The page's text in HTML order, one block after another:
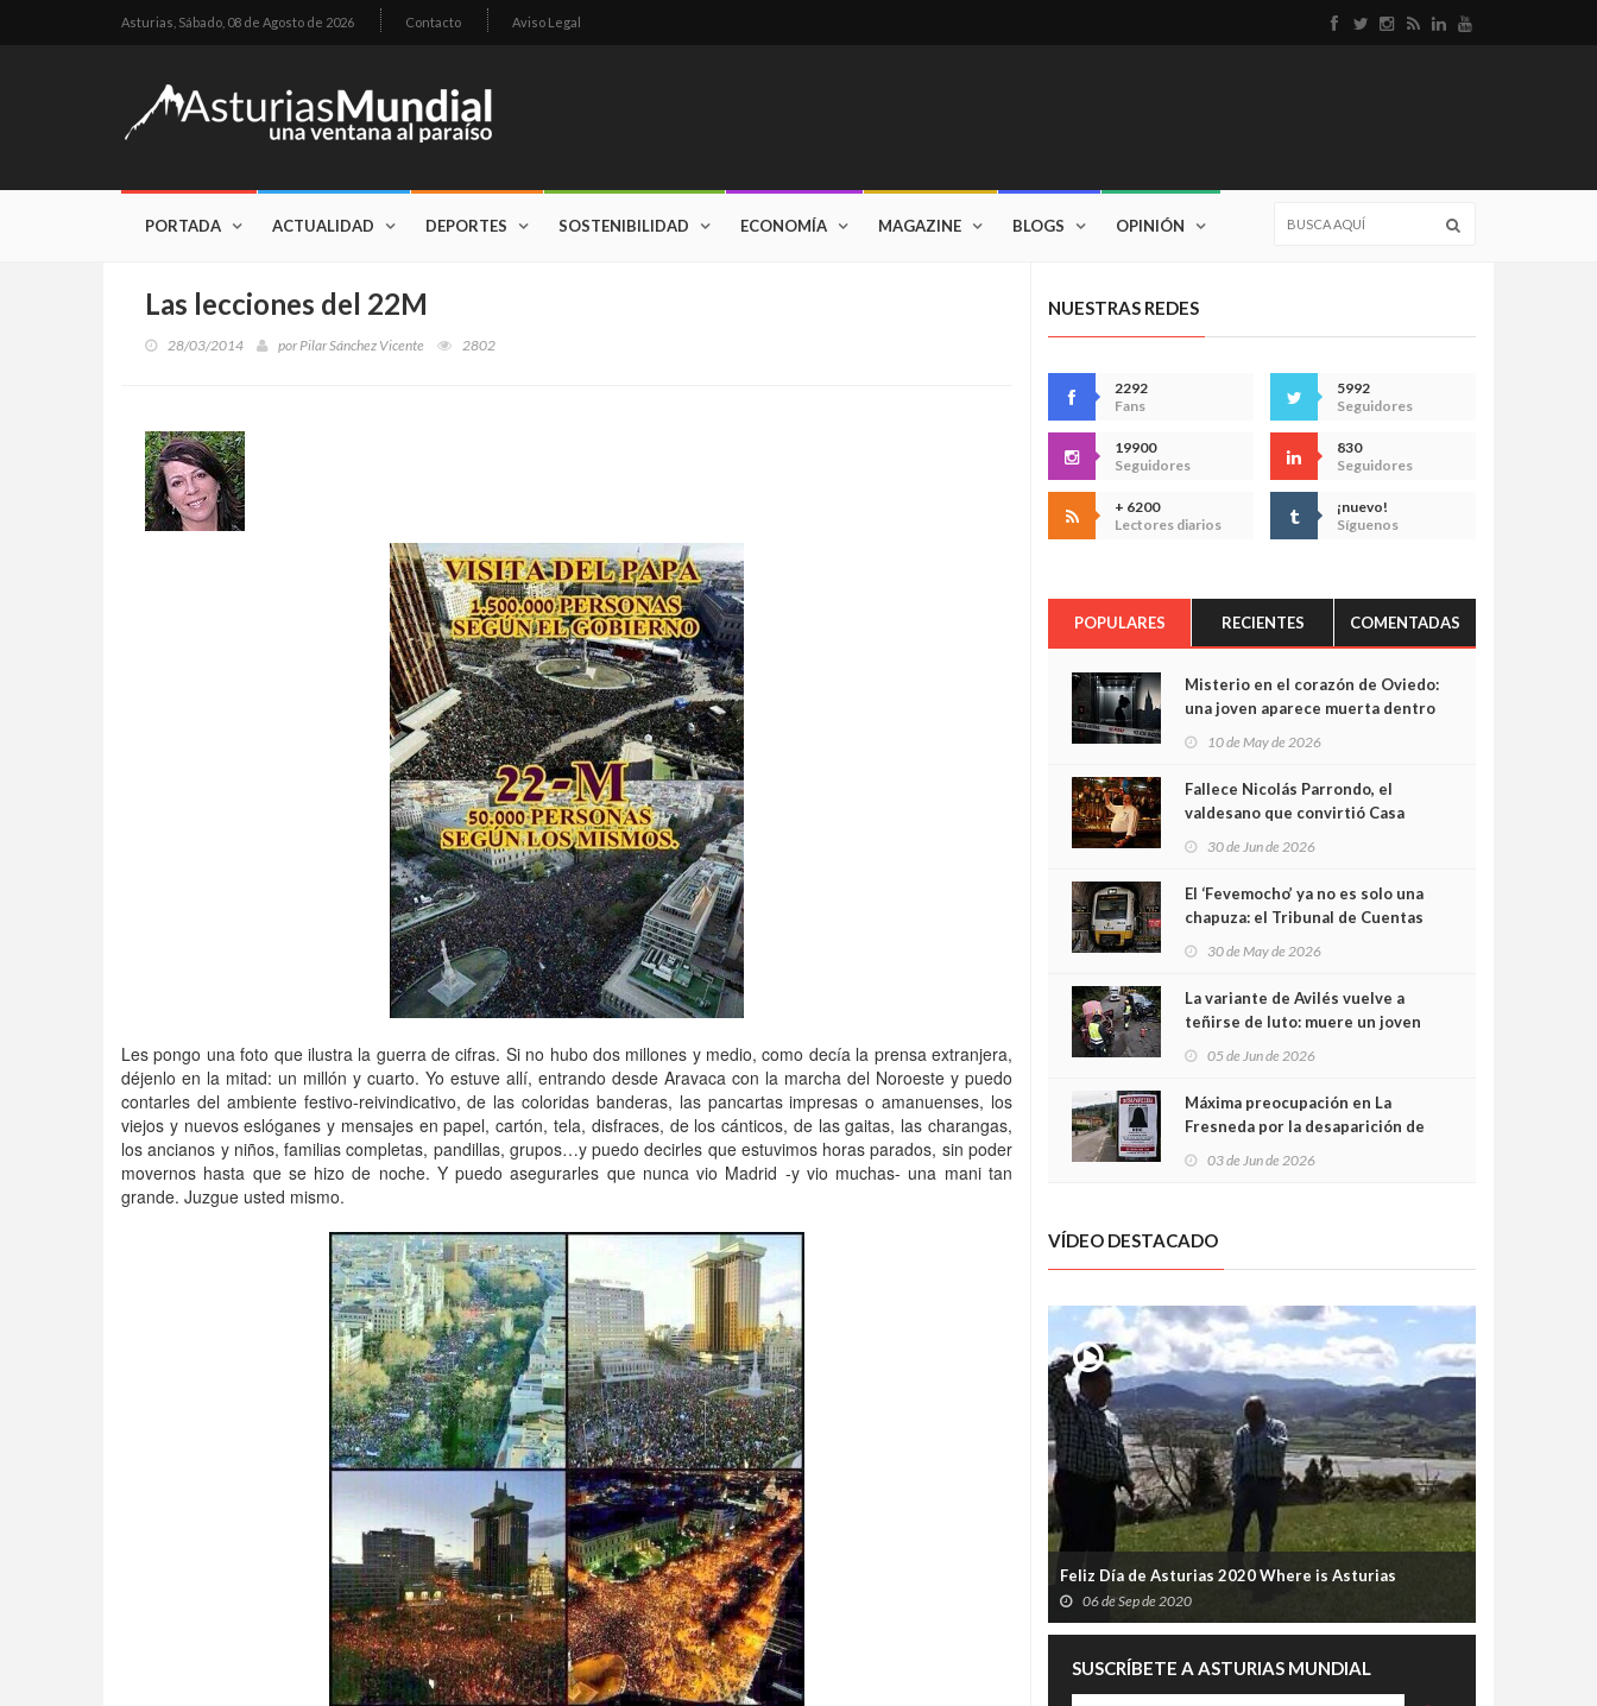
Asturias, Sábado, 08 de Agosto de 2026 Contacto Aviso Legal
PORTADA ACTUALIDAD DEPORTES SOSTENIBILIDAD ECONOMÍA MAGAZINE BLOGS OPINIÓN
Las lecciones del 22M
28/03/2014 porPilar Sánchez Vicente 2802
Les pongo una foto que ilustra la guerra de cifras. Si no hubo dos millones y medio, como decía la prensa extranjera,
déjenlo en la mitad: un millón y cuarto. Yo estuve allí, entrando desde Aravaca con la marcha del Noroeste y puedo
contarles del ambiente festivo-reivindicativo, de las coloridas banderas, las pancartas impresas o amanuenses, los
viejos y nuevos eslóganes y mensajes en papel, cartón, tela, disfraces, de los cánticos, de las gaitas, las charangas,
los ancianos y niños, familias completas, pandillas, grupos…y puedo decirles que estuvimos horas parados, sin poder
movernos hasta que se hizo de noche. Y puedo asegurarles que nunca vio Madrid -y vio muchas- una mani tan
grande. Juzgue usted mismo.
NUESTRAS REDES
2292
Fans
5992
Seguidores
19900
Seguidores
830
Seguidores
+ 6200
Lectores diarios
¡nuevo!
Síguenos
POPULARES RECIENTES COMENTADAS
Misterio en el corazón de Oviedo:
una joven aparece muerta dentro
cámaras captan sus últimos
minutos
10 de May de 2026
Fallece Nicolás Parrondo, el
valdesano que convirtió Casa
30 de Jun de 2026
El ‘Fevemocho’ ya no es solo una
chapuza: el Tribunal de Cuentas
sobrecoste de los trenes que no
cabían por los túneles
30 de May de 2026
La variante de Avilés vuelve a
teñirse de luto: muere un joven
05 de Jun de 2026
Máxima preocupación en La
Fresneda por la desaparición de
03 de Jun de 2026
VÍDEO DESTACADO
Feliz Día de Asturias 2020 Where is Asturias
06 de Sep de 2020
SUSCRÍBETE A ASTURIAS MUNDIAL